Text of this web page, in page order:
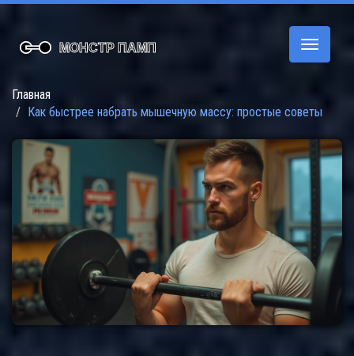
Главная
Как быстрее набрать мышечную массу: простые советы